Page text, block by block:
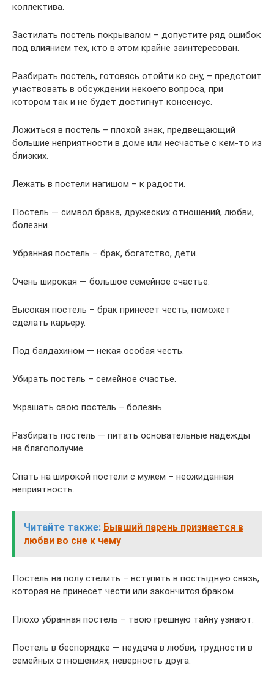
коллектива.
Застилать постель покрывалом – допустите ряд ошибок
под влиянием тех, кто в этом крайне заинтересован.
Разбирать постель, готовясь отойти ко сну, – предстоит
участвовать в обсуждении некоего вопроса, при
котором так и не будет достигнут консенсус.
Ложиться в постель – плохой знак, предвещающий
большие неприятности в доме или несчастье с кем-то из
близких.
Лежать в постели нагишом – к радости.
Постель — символ брака, дружеских отношений, любви,
болезни.
Убранная постель – брак, богатство, дети.
Очень широкая — большое семейное счастье.
Высокая постель – брак принесет честь, поможет
сделать карьеру.
Под балдахином — некая особая честь.
Убирать постель – семейное счастье.
Украшать свою постель – болезнь.
Разбирать постель — питать основательные надежды
на благополучие.
Спать на широкой постели с мужем – неожиданная
неприятность.
Читайте также: Бывший парень признается в
любви во сне к чему
Постель на полу стелить – вступить в постыдную связь,
которая не принесет чести или закончится браком.
Плохо убранная постель – твою грешную тайну узнают.
Постель в беспорядке — неудача в любви, трудности в
семейных отношениях, неверность друга.